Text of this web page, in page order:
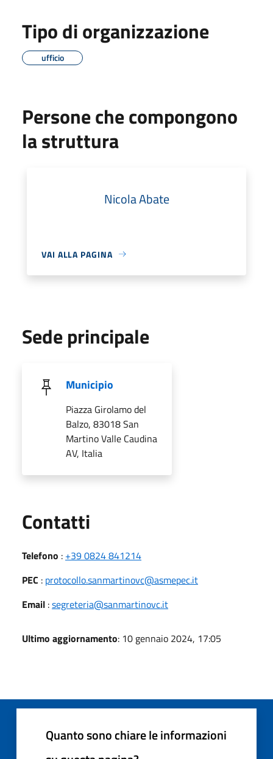
Tipo di organizzazione
ufficio
Persone che compongono
la struttura
Nicola Abate
VAI ALLA PAGINA
Sede principale
Municipio
Piazza Girolamo del
Balzo, 83018 San
Martino Valle Caudina
AV, Italia
Contatti
Telefono : +39 0824 841214
PEC : protocollo.sanmartinovc@asmepec.it
Email :segreteria@sanmartinovc.it
Ultimo aggiornamento: 10 gennaio 2024, 17:05
Quanto sono chiare le informazioni